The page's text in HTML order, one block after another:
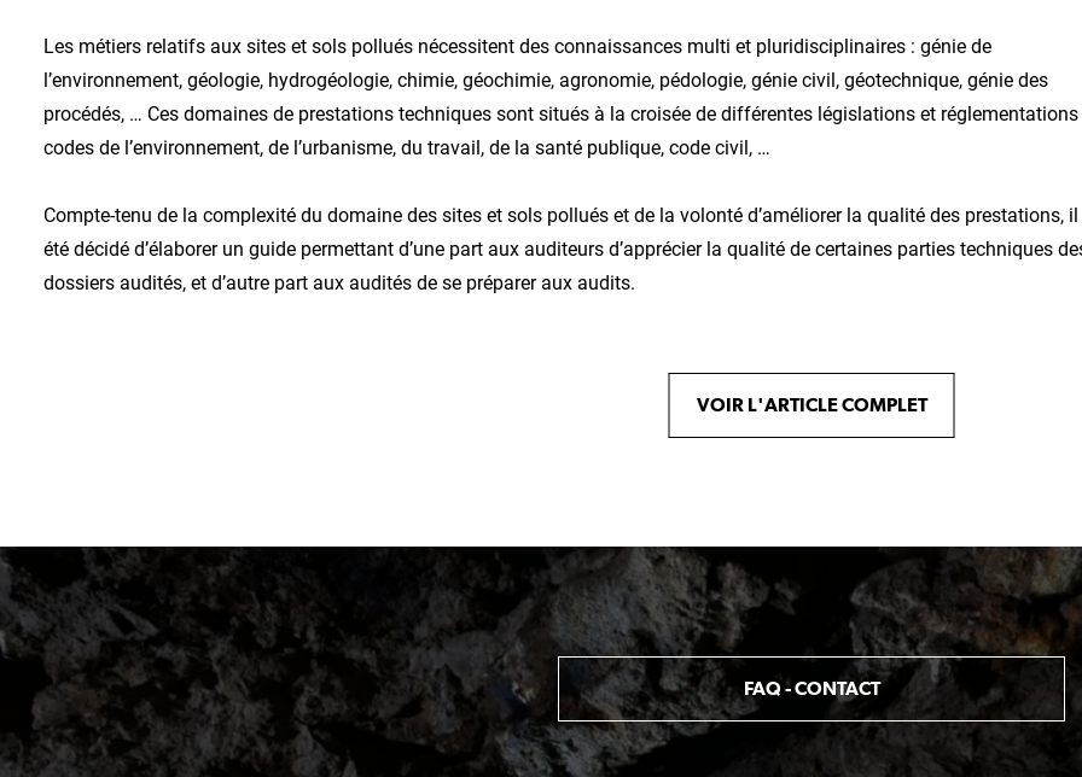
Les métiers relatifs aux sites et sols pollués nécessitent des connaissances multi et pluridisciplinaires : génie de
l’environnement, géologie, hydrogéologie, chimie, géochimie, agronomie, pédologie, génie civil, géotechnique, génie des
procédés, … Ces domaines de prestations techniques sont situés à la croisée de différentes législations et réglementations
codes de l’environnement, de l’urbanisme, du travail, de la santé publique, code civil, …
Compte-tenu de la complexité du domaine des sites et sols pollués et de la volonté d’améliorer la qualité des prestations,
été décidé d’élaborer un guide permettant d’une part aux auditeurs d’apprécier la qualité de certaines parties techniques
dossiers audités, et d’autre part aux audités de se préparer aux audits.
VOIR L'ARTICLE COMPLET
FAQ - CONTACT